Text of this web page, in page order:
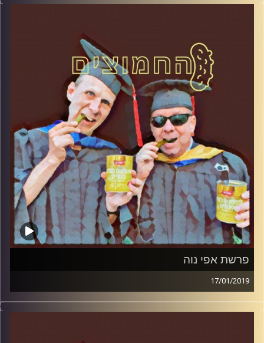
קרדיט תמונות:AudioVersity
פרשת אפי נוה
17/01/2019
פרופסור בועז בן-דוד ופרופסור גלעד הירשברגר